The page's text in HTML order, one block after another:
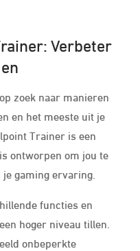
Verbeter
zoek naar manieren
en het meeste uit je
Trainer is een
ontworpen om jou te
gaming ervaring.
functies en
hoger niveau tillen.
onbeperkte